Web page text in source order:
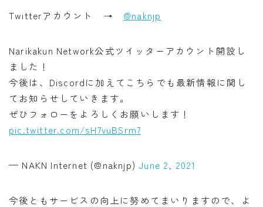
Twitterアカウント → @naknjp
Narikakun Network公式ツイッターアカウント開設し
ました！
今後は、Discordに加えてこちらでも最新情報に関し
てお知らせしていきます。
ぜひフォローをよろしくお願いします！
pic.twitter.com/sH7vuBSrm7
— NAKN Internet (@naknjp)June 2, 2021
今後ともサービスの向上に努めてまいりますので、よ